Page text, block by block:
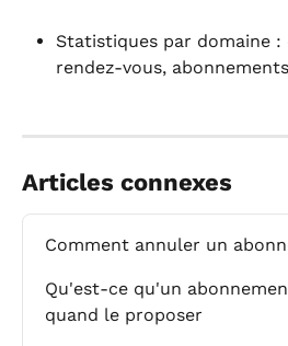
Statistiques par domaine :
rendez-vous, abonnements
Articles connexes
Comment annuler un
Qu'est-ce qu'un
quand le proposer